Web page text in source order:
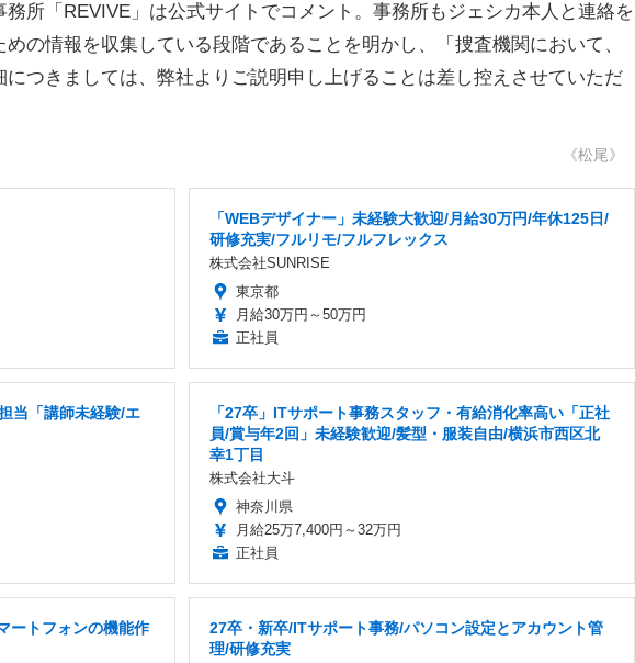
所「REVIVE」は公式サイトでコメント。事務所もジェシカ本人と連絡を
の情報を収集している段階であることを明かし、「捜査機関において、
つきましては、弊社よりご説明申し上げることは差し控えさせていただ
《松尾》
「WEBデザイナー」未経験大歓迎/月給30万円/年休125日/
研修充実/フルリモ/フルフレックス
株式会社SUNRISE
東京都
月給30万円～50万円
正社員
当「講師未経験/エ
「27卒」ITサポート事務スタッフ・有給消化率高い「正社
員/賞与年2回」未経験歓迎/髪型・服装自由/横浜市西区北
幸1丁目
株式会社大斗
神奈川県
月給25万7,400円～32万円
正社員
ートフォンの機能作
27卒・新卒/ITサポート事務/パソコン設定とアカウント管
理/研修充実